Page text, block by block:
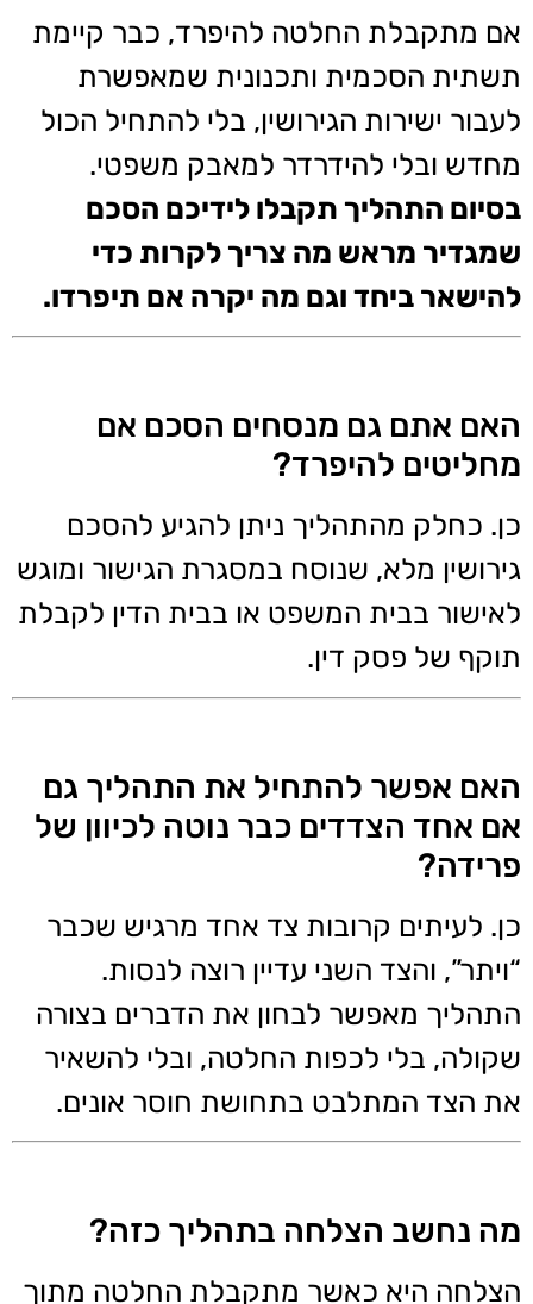
אם מתקבלת החלטה להיפרד, כבר קיימת
תשתית הסכמית ותכנונית שמאפשרת
לעבור ישירות הגירושין, בלי להתחיל הכול
מחדש ובלי להידרדר למאבק משפטי.
בסיום התהליך תקבלו לידיכם הסכם
שמגדיר מראש מה צריך לקרות כדי
להישאר ביחד וגם מה יקרה אם תיפרדו.
האם אתם גם מנסחים הסכם אם
מחליטים להיפרד?
כן. כחלק מהתהליך ניתן להגיע להסכם
גירושין מלא, שנוסח במסגרת הגישור ומוגש
לאישור בבית המשפט או בבית הדין לקבלת
תוקף של פסק דין.
האם אפשר להתחיל את התהליך גם
אם אחד הצדדים כבר נוטה לכיוון של
פרידה?
כן. לעיתים קרובות צד אחד מרגיש שכבר
“ויתר”, והצד השני עדיין רוצה לנסות.
התהליך מאפשר לבחון את הדברים בצורה
שקולה, בלי לכפות החלטה, ובלי להשאיר
את הצד המתלבט בתחושת חוסר אונים.
מה נחשב הצלחה בתהליך כזה?
הצלחה היא כאשר מתקבלת החלטה מתוך